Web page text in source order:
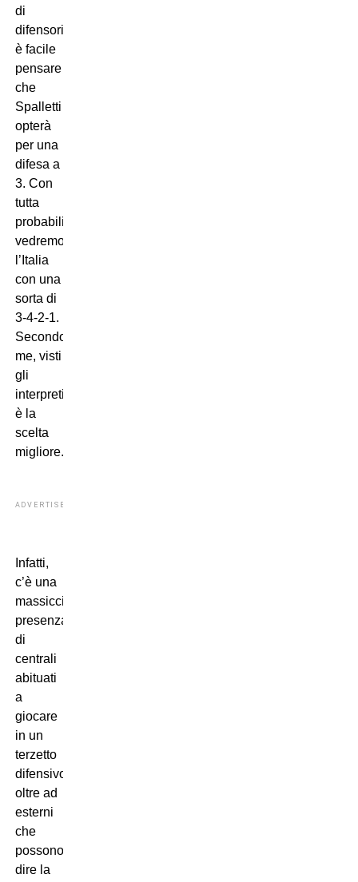
di
difensori,
è facile
pensare
che
Spalletti
opterà
per una
difesa a
3. Con
tutta
probabilità
vedremo
l’Italia
con una
sorta di
3-4-2-1.
Secondo
me, visti
gli
interpreti,
è la
scelta
migliore.
ADVERTISEMENT
Infatti,
c’è una
massiccia
presenza
di
centrali
abituati
a
giocare
in un
terzetto
difensivo,
oltre ad
esterni
che
possono
dire la